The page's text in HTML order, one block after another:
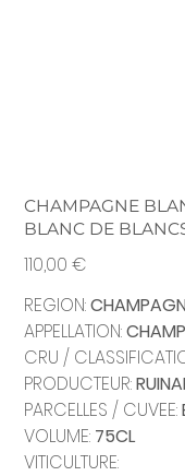
CHAMPAGNE
BLANC DE
Prix
110,00 €
REGION:
APPELLATION:
CRU /
PRODUCTEUR:
PARCELLES / CUVEE:
VOLUME: 75CL
VITICULTURE: